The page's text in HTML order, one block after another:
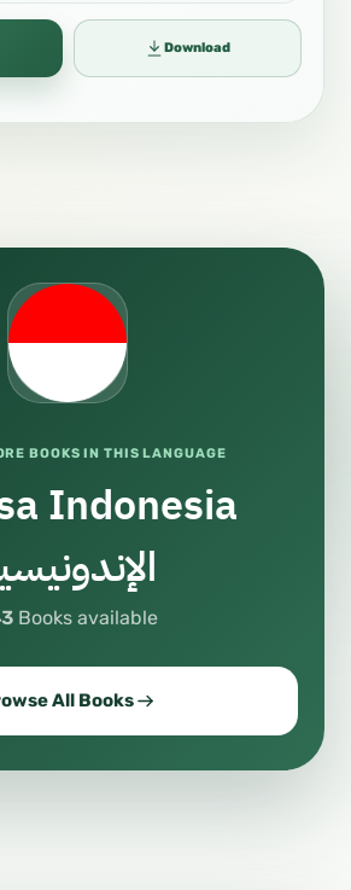
Download
BOOKS IN THIS LANGUAGE
Indonesia
Books available
All Books